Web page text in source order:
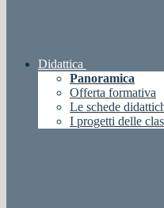
Didattica
Panoramica
Offerta formativa
Le schede
I progetti delle